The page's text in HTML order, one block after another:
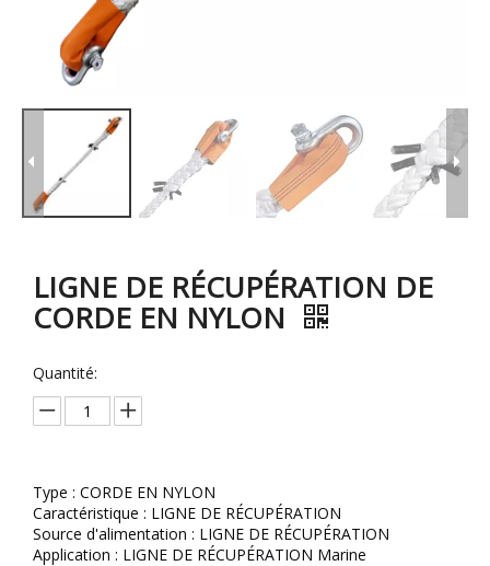
LIGNE DE RÉCUPÉRATION DE
CORDE EN NYLON
Quantité:
Type : CORDE EN NYLON
Caractéristique : LIGNE DE RÉCUPÉRATION
Source d'alimentation : LIGNE DE RÉCUPÉRATION
Application : LIGNE DE RÉCUPÉRATION Marine